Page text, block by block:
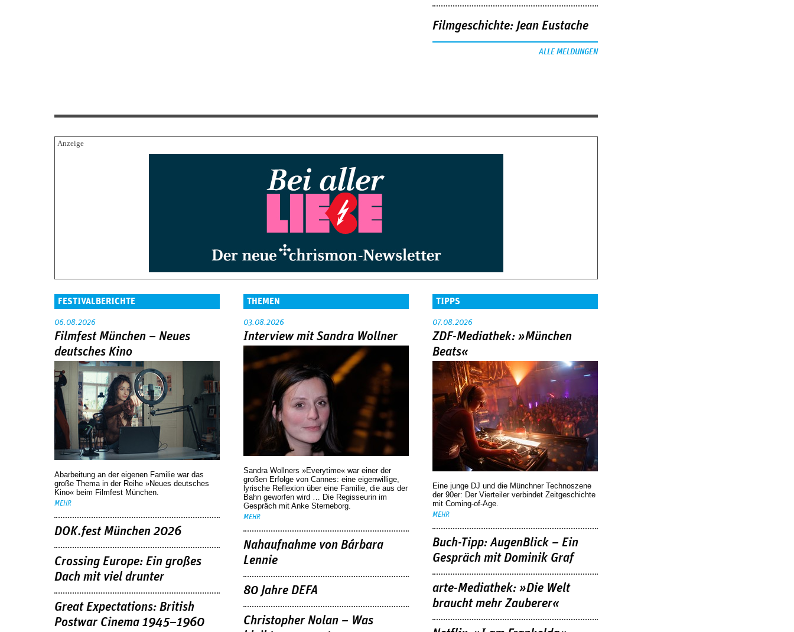
Filmgeschichte: Jean Eustache
ALLE MELDUNGEN
FESTIVALBERICHTE
06.08.2026
Filmfest München – Neues
deutsches Kino
Abarbeitung an der eigenen Familie war das
große Thema in der Reihe »Neues deutsches
Kino« beim Filmfest München.
MEHR
DOK.fest München 2026
Crossing Europe: Ein großes
Dach mit viel drunter
Great Expectations: British
Postwar Cinema 1945–1960
THEMEN
03.08.2026
Interview mit Sandra Wollner
Sandra Wollners »Everytime« war einer der
großen Erfolge von Cannes: eine eigenwillige,
lyrische Reflexion über eine ­Familie, die aus der
Bahn geworfen wird … Die Regisseurin im
Gespräch mit Anke Sterneborg.
MEHR
Nahaufnahme von Bárbara
Lennie
80 Jahre DEFA
Christopher Nolan – Was
TIPPS
07.08.2026
ZDF-Mediathek: »München
Beats«
Eine junge DJ und die Münchner Technoszene
der 90er: Der Vierteiler verbindet Zeitgeschichte
mit Coming-of-Age.
MEHR
Buch-Tipp: AugenBlick – Ein
Gespräch mit Dominik Graf
arte-Mediathek: »Die Welt
braucht mehr Zauberer«